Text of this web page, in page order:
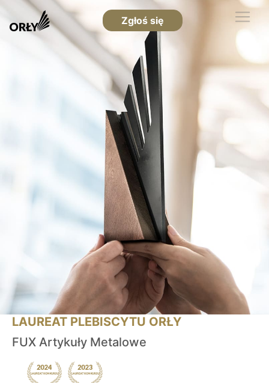
Zgłoś się
LAUREAT PLEBISCYTU ORŁY
FUX Artykuły Metalowe